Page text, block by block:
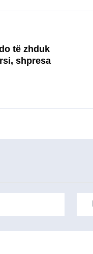
të zhduk
shpresa